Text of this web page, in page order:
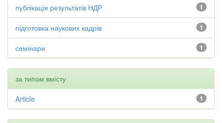
1
публікація результатів НДР
1
підготовка наукових кадрів
1
семінари
за типом вмісту
1
Article